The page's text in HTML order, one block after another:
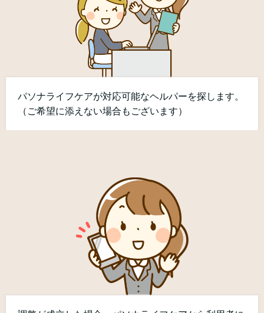
パソナライフケアが対応可能なヘルパーを探します。
（ご希望に添えない場合もございます）